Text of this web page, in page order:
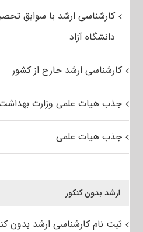
کارشناسی ارشد با سوابق
دانشگاه آزاد
کارشناسی ارشد خارج از کشور
جذب هیات علمی وزارت
جذب هیات علمی
ارشد بدون کنکور
ثبت نام کارشناسی ارشد بدون